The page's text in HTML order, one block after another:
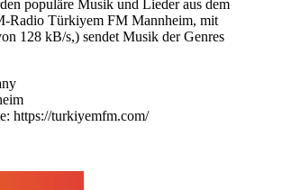
populäre Musik und Lieder aus dem
Radio Türkiyem FM Mannheim, mit
128 kB/s,) sendet Musik der Genres
https://turkiyemfm.com/